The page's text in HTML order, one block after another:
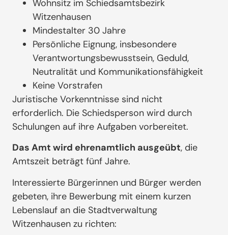
Wohnsitz im Schiedsamtsbezirk
Witzenhausen
Mindestalter 30 Jahre
Persönliche Eignung, insbesondere
Verantwortungsbewusstsein, Geduld,
Neutralität und Kommunikationsfähigkeit
Keine Vorstrafen
Juristische Vorkenntnisse sind nicht
erforderlich. Die Schiedsperson wird durch
Schulungen auf ihre Aufgaben vorbereitet.
Das Amt wird ehrenamtlich ausgeübt, die
Amtszeit beträgt fünf Jahre.
Interessierte Bürgerinnen und Bürger werden
gebeten, ihre Bewerbung mit einem kurzen
Lebenslauf an die Stadtverwaltung
Witzenhausen zu richten: